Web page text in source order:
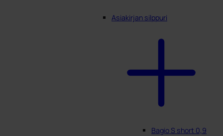
Asiakirjan silppuri
Bagio S short 0,9